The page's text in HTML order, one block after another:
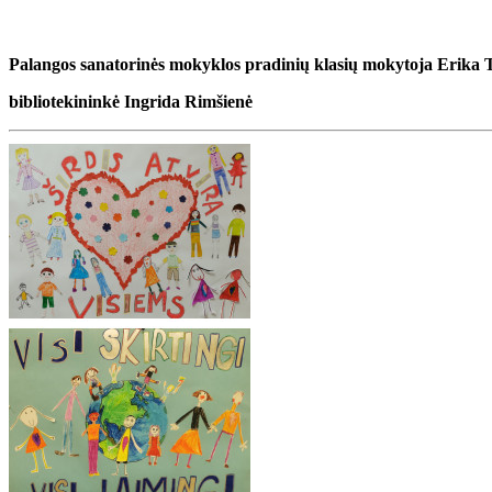
Palangos sanatorinės mokyklos pradinių klasių mokytoja Erika
bibliotekininkė Ingrida Rimšienė